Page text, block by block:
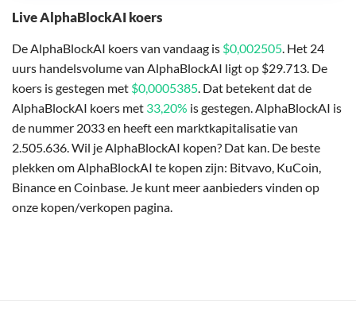
Live AlphaBlockAI koers
De AlphaBlockAI koers van vandaag is $0,002505. Het 24
uurs handelsvolume van AlphaBlockAI ligt op $29.713. De
koers is gestegen met $0,0005385. Dat betekent dat de
AlphaBlockAI koers met 33,20% is gestegen. AlphaBlockAI is
de nummer 2033 en heeft een marktkapitalisatie van
2.505.636. Wil je AlphaBlockAI kopen? Dat kan. De beste
plekken om AlphaBlockAI te kopen zijn: Bitvavo, KuCoin,
Binance en Coinbase. Je kunt meer aanbieders vinden op
onze kopen/verkopen pagina.